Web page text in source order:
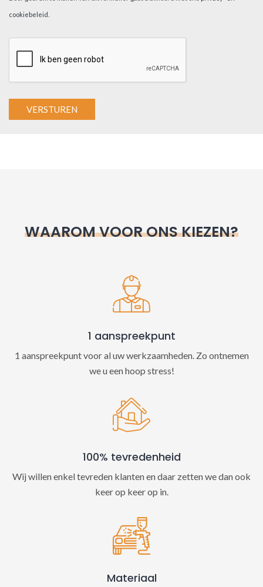
cookiebeleid
WAAROM VOOR ONS KIEZEN?
1 aanspreekpunt
1 aanspreekpunt voor al uw werkzaamheden. Zo ontnemen
we u een hoop stress!
100% tevredenheid
Wij willen enkel tevreden klanten en daar zetten we dan ook
keer op keer op in.
Materiaal